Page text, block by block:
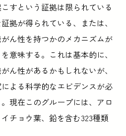
すという証拠は限られている
拠が得られている、または、
ん性を持つかのメカニズムが
意味する。これは基本的に、
ん性があるかもしれないが、
よる科学的なエビデンスが必
現在このグループには、アロ
チョウ葉、鉛を含む323種類